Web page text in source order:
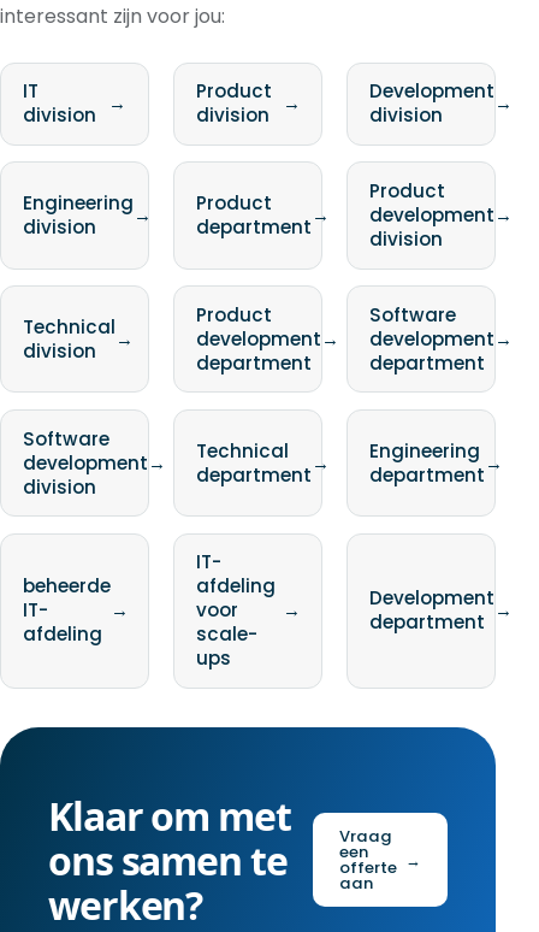
interessant zijn voor jou:
IT
division
→
Product
division
→
Development
division
→
Engineering
division
→
Product
department→
Product
development
division
→
Technical
division
→
Product
development
department
→
Software
development
department
→
Software
development
division
→
Technical
department→
Engineering
department→
beheerde
IT-
afdeling
→
IT-
afdeling
voor
scale-
ups
→
Development
department →
Klaar om met
ons samen te
werken?
Vraag
een
offerte
aan
→